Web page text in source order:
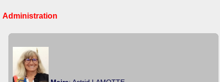
Administration